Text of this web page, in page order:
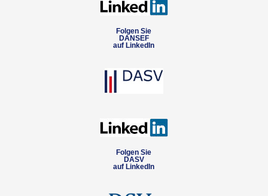
Folgen Sie
DANSEF
auf LinkedIn
Folgen Sie
DASV
auf LinkedIn